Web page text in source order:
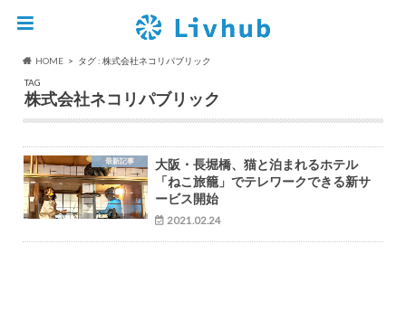
HOME
タグ : 株式会社ネコリパブリック
TAG
株式会社ネコリパブリック
最新記事
大阪・長堀橋、猫と泊まれるホテル
「ねこ旅籠」でテレワークできる新サ
ービス開始
2021.02.24